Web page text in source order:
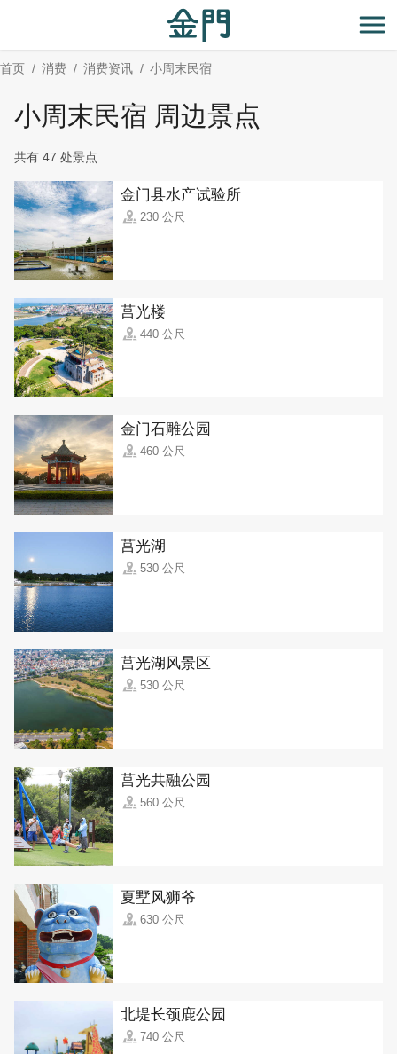
主
要
开
首页 消费 消费资讯 小周末民宿
小周末民宿 周边景点
共有 47 处景点
金门县水产试验所
230 公尺
莒光楼
440 公尺
金门石雕公园
460 公尺
莒光湖
530 公尺
莒光湖风景区
530 公尺
莒光共融公园
560 公尺
夏墅风狮爷
630 公尺
北堤长颈鹿公园
740 公尺